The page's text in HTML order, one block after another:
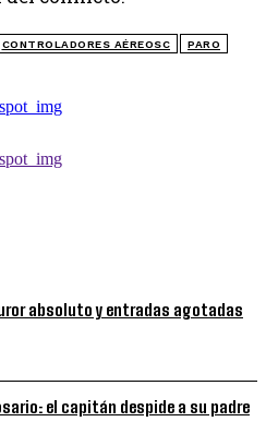
absoluto y entradas agotadas
el capitán despide a su padre
CONTROLADORES AÉREOSC PARO